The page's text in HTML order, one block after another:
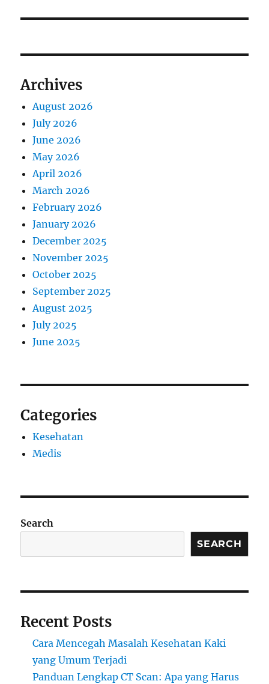
Archives
August 2026
July 2026
June 2026
May 2026
April 2026
March 2026
February 2026
January 2026
December 2025
November 2025
October 2025
September 2025
August 2025
July 2025
June 2025
Categories
Kesehatan
Medis
Search
SEARCH
Recent Posts
Cara Mencegah Masalah Kesehatan Kaki
yang Umum Terjadi
Panduan Lengkap CT Scan: Apa yang Harus